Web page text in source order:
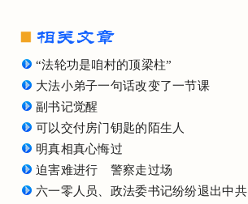
“法轮功是咱村的顶梁柱”
大法小弟子一句话改变了一节课
副书记觉醒
可以交付房门钥匙的陌生人
明真相真心悔过
迫害难进行 警察走过场
六一零人员、政法委书记纷纷退出中共